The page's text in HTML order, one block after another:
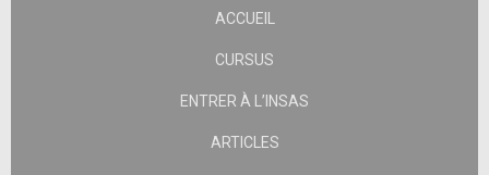
ACCUEIL
CURSUS
ENTRER À L’INSAS
ARTICLES